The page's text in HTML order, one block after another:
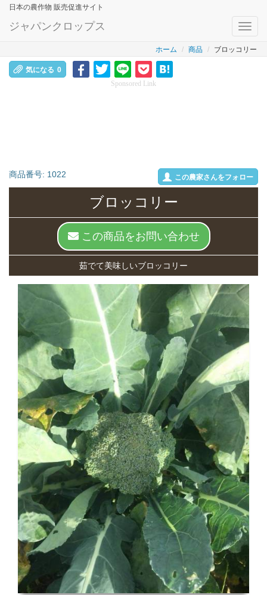
日本の農作物 販売促進サイト
ジャパンクロップス
ホーム 商品 ブロッコリー
気になる 0
Sponsored Link
商品番号: 1022 この農家さんをフォロー
ブロッコリー
この商品をお問い合わせ
茹でて美味しいブロッコリー